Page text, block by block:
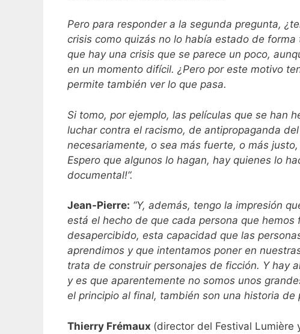
Pero para responder a la segunda pregunta,
crisis como quizás no lo había estado de
que hay una crisis que se parece un poco,
en un momento difícil. ¿Pero por este motivo
permite también ver lo que pasa.
Si tomo, por ejemplo, las películas que se han
luchar contra el racismo, de antipropaganda
necesariamente, o sea más fuerte, o más
Espero que algunos lo hagan, hay quienes lo
documental!”.
Jean-Pierre: “Y, además, tengo la impresión
está el hecho de que cada persona que
desapercibido, esta capacidad que las
aprendimos y que intentamos poner en
trata de construir personajes de ficción. Y hay
y es que aparentemente no somos unos
el principio al final, también son una historia de
Thierry Frémaux (director del Festival Lumière